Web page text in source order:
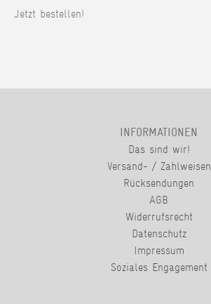
Jetzt bestellen!
INFORMATIONEN
Das sind wir!
Versand- / Zahlweisen
Rücksendungen
AGB
Widerrufsrecht
Datenschutz
Impressum
Soziales Engagement